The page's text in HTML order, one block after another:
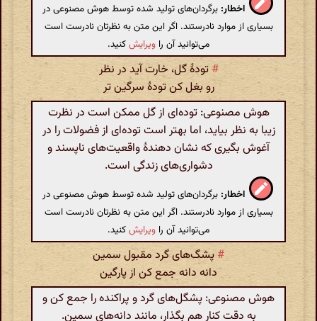
اخطار: برگردان‌های تولید شده توسط هوش مصنوعی در
بسیاری از موارد نادرستند. اگر این متن به نظرتان نادرست است
می‌توانید آن را ویرایشکنید.
# تودهٔ گل‌، خارت آید در نظر
رو بغل کن تودهٔ سرگین تر
هوش مصنوعی: توده‌ای از گل ممکن است در نظرت
زیبا به نظر بیاید، اما بهتر است توده‌ای از فضولات را در
آغوش بگیری که نشان دهندهٔ واقعیت‌های ناپسند و
دشواری‌های زندگی است.
اخطار: برگردان‌های تولید شده توسط هوش مصنوعی در
بسیاری از موارد نادرستند. اگر این متن به نظرتان نادرست است
می‌توانید آن را ویرایشکنید.
#پشگ‌های گرد مقبول سمین
دانه دانه جمع کن از پارگین
هوش مصنوعی: پشگل‌های گرد و پراکنده را جمع کن و
به دقت کنار هم بگذار، مانند دانه‌های سمین.